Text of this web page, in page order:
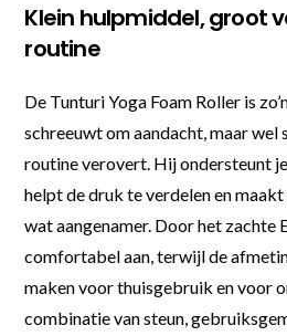
Klein hulpmiddel, groot
routine
De Tunturi Yoga Foam Roller is
schreeuwt om aandacht, maar wel
routine verovert. Hij ondersteunt
helpt de druk te verdelen en
wat aangenamer. Door het zachte
comfortabel aan, terwijl de
maken voor thuisgebruik en voor
combinatie van steun,